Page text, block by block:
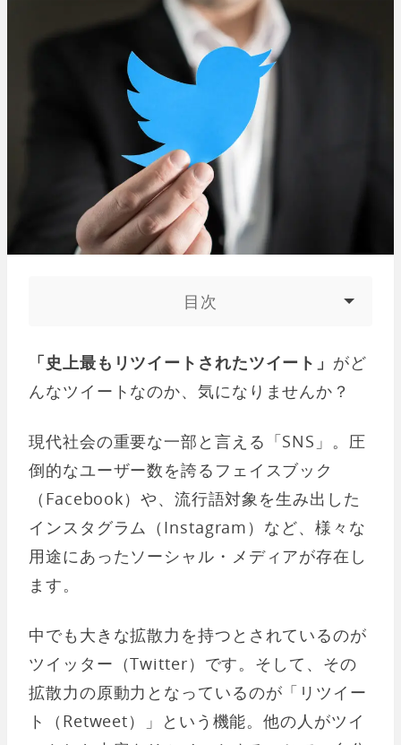
目次
「史上最もリツイートされたツイート」 がど
んなツイートなのか、気になりませんか？
現代社会の重要な一部と言える「SNS」。圧
倒的なユーザー数を誇るフェイスブック
（Facebook）や、流行語対象を生み出した
インスタグラム（Instagram）など、様々な
用途にあったソーシャル・メディアが存在し
ます。
中でも大きな拡散力を持つとされているのが
ツイッター（Twitter）です。そして、その
拡散力の原動力となっているのが「リツイー
ト（Retweet）」という機能。他の人がツイ